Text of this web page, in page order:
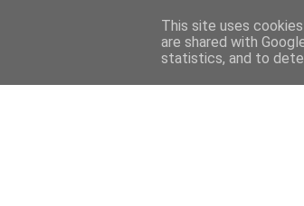
This site uses
are shared with
statistics, and to